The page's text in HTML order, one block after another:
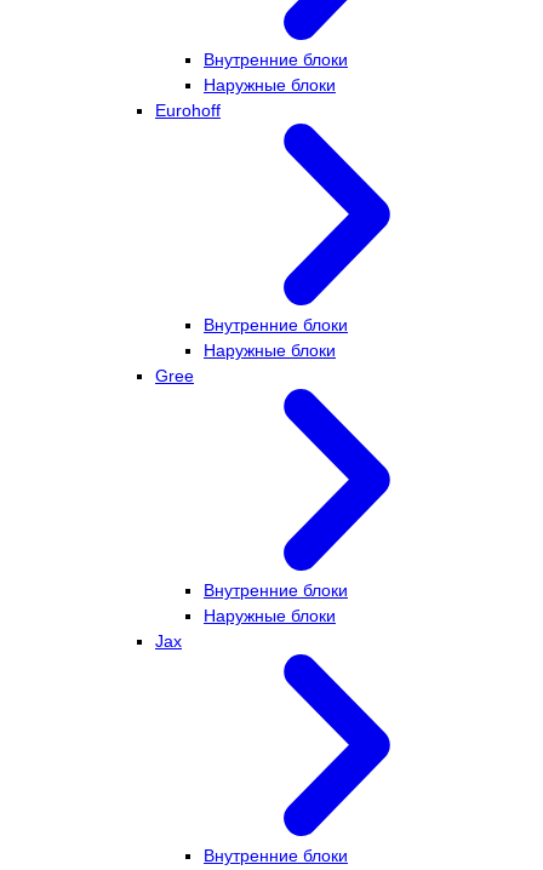
Внутренние блоки
Наружные блоки
Eurohoff
Внутренние блоки
Наружные блоки
Gree
Внутренние блоки
Наружные блоки
Jax
Внутренние блоки